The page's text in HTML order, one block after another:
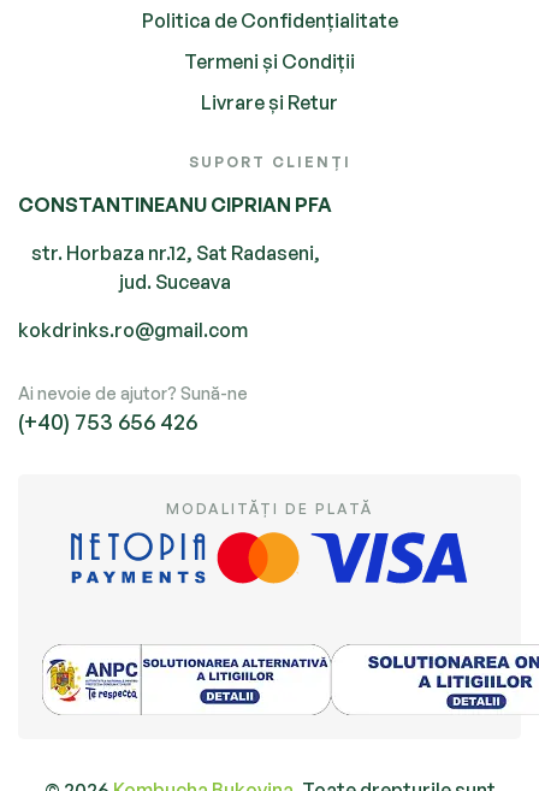
Politica de Confidențialitate
Termeni și Condiții
Livrare și Retur
SUPORT CLIENȚI
CONSTANTINEANU CIPRIAN PFA
str. Horbaza nr.12, Sat Radaseni,
jud. Suceava
kokdrinks.ro@gmail.com
Ai nevoie de ajutor? Sună-ne
(+40) 753 656 426
MODALITĂȚI DE PLATĂ